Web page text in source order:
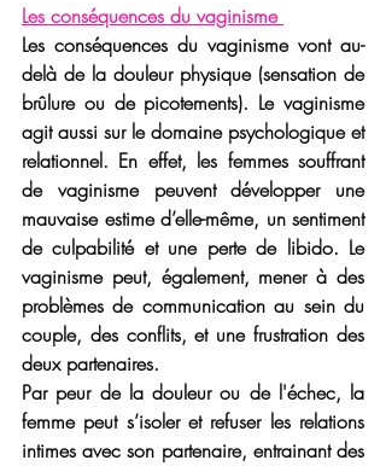
Les conséquences du vaginisme
Les conséquences du vaginisme vont au-
delà de la douleur physique (sensation de
brûlure ou de picotements). Le
vaginisme
agit aussi sur le domaine psychologique et
relationnel. En effet, les femmes souffrant
de vaginisme peuvent développer une
mauvaise estime d’elle-même, un sentiment
de culpabilité et une perte de libido. Le
vaginisme peut, également, mener à des
problèmes de communication au sein du
couple, des conflits, et une frustration des
deux partenaires.
Par peur de la douleur ou de l'échec, la
femme peut s’isoler et refuser les relations
intimes avec son partenaire, entrainant des